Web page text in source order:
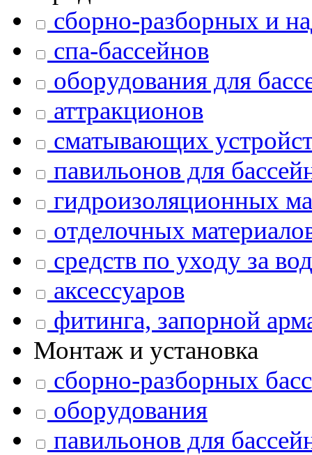
сборно-разборных и
спа-бассейнов
оборудования для
аттракционов
сматывающих
павильонов для
гидроизоляционных
отделочных
средств по уходу за
аксессуаров
фитинга, запорной
Монтаж и установка
сборно-разборных
оборудования
павильонов для